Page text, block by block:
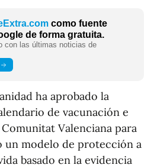
como fuente
de forma gratuita.
con las últimas noticias de
ha aprobado la
de vacunación e
Valenciana para
un modelo de protección a
basado en la evidencia